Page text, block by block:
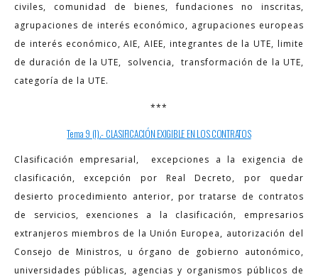
civiles, comunidad de bienes, fundaciones no inscritas,
agrupaciones de interés económico, agrupaciones europeas
de interés económico, AIE, AIEE, integrantes de la UTE, limite
de duración de la UTE, solvencia, transformación de la UTE,
categoría de la UTE.
***
Tema 9 (I).- CLASIFICACIÓN EXIGIBLE EN LOS CONTRATOS
Clasificación empresarial, excepciones a la exigencia de
clasificación, excepción por Real Decreto, por quedar
desierto procedimiento anterior, por tratarse de contratos
de servicios, exenciones a la clasificación, empresarios
extranjeros miembros de la Unión Europea, autorización del
Consejo de Ministros, u órgano de gobierno autonómico,
universidades públicas, agencias y organismos públicos de